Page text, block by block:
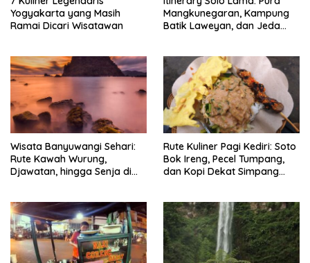
Yogyakarta yang Masih
Ramai Dicari Wisatawan
Mangkunegaran, Kampung
Batik Laweyan, dan Jeda
Wisata Banyuwangi Sehari:
Rute Kawah Wurung,
Djawatan, hingga Senja di
Rute Kuliner Pagi Kediri: Soto
Bok Ireng, Pecel Tumpang,
dan Kopi Dekat Simpang